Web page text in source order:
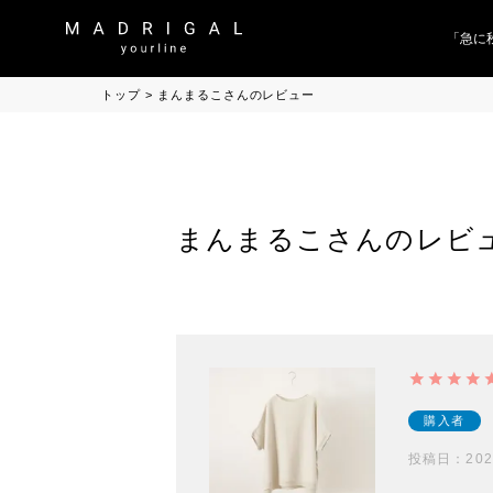
「急に
トップ まんまるこさんのレビュー
まんまるこさんのレビ
購入者
投稿日